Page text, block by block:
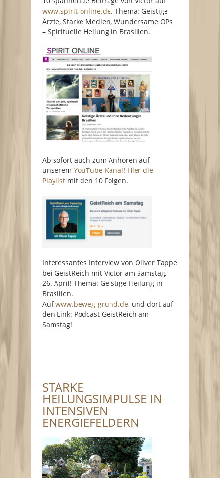
www.spirit-online.de. Thema: Geistige
Ärzte, Starke Medien, Wundersame OPs
– Spirituelle Heilung in Brasilien.
Ab sofort auch zum Anhören auf
unseremYouTube Kanal! Hier die
Playlist mit den 10 Folgen.
Interessantes Interview von Oliver Tappe
bei GeistReich mit Victor am Samstag,
26. April! Thema: Geistige Heilung in
Brasilien.
Aufwww.beweg-grund.de, und dort auf
den Link: Podcast GeistReich am
Samstag!
STARKE
HEILUNGSIMPULSE IN
INTENSIVEN
ENERGIEFELDERN